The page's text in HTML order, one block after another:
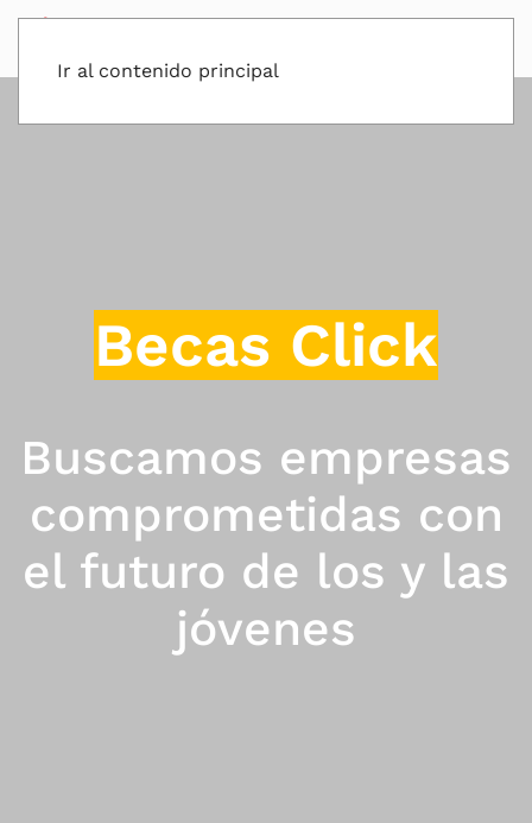
Ir al contenido principal
Becas Click
Buscamos empresas
comprometidas con
el futuro de los y las
jóvenes